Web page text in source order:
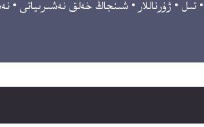
•تىل • ژۇرناللار •شىنجاڭ خەلق نەشىرىياتى •